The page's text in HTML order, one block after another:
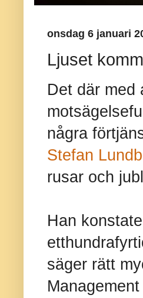
onsdag 6 januari
Ljuset
Det där med
några
Stefan
rusar och
Han
säger rätt